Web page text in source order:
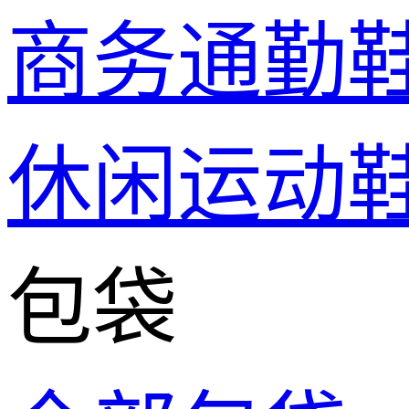
商务通勤
休闲运动
包袋